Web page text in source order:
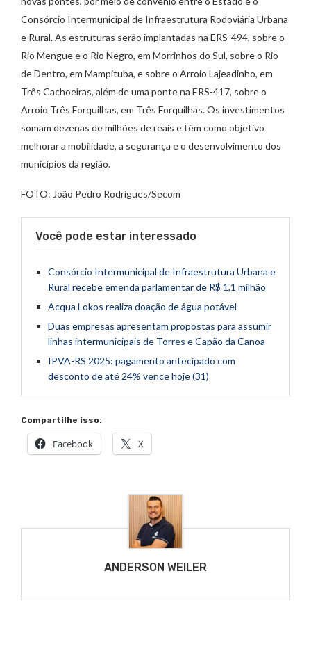
Consórcio Intermunicipal de Infraestrutura Rodoviária Urbana
e Rural. As estruturas serão implantadas na ERS-494, sobre o
Rio Mengue e o Rio Negro, em Morrinhos do Sul, sobre o Rio
de Dentro, em Mampituba, e sobre o Arroio Lajeadinho, em
Três Cachoeiras, além de uma ponte na ERS-417, sobre o
Arroio Três Forquilhas, em Três Forquilhas. Os investimentos
somam dezenas de milhões de reais e têm como objetivo
melhorar a mobilidade, a segurança e o desenvolvimento dos
municípios da região.
FOTO: João Pedro Rodrigues/Secom
Você pode estar interessado
Consórcio Intermunicipal de Infraestrutura Urbana e
Rural recebe emenda parlamentar de R$ 1,1 milhão
Acqua Lokos realiza doação de água potável
Duas empresas apresentam propostas para assumir
linhas intermunicipais de Torres e Capão da Canoa
IPVA-RS 2025: pagamento antecipado com
desconto de até 24% vence hoje (31)
Compartilhe isso:
Facebook X
ANDERSON WEILER